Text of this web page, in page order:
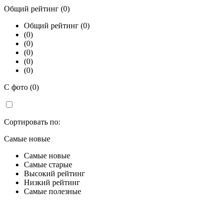
Общий рейтинг (0)
Общий рейтинг (0)
(0)
(0)
(0)
(0)
(0)
С фото (0)
Сортировать по:
Самые новые
Самые новые
Самые старые
Высокий рейтинг
Низкий рейтинг
Самые полезные